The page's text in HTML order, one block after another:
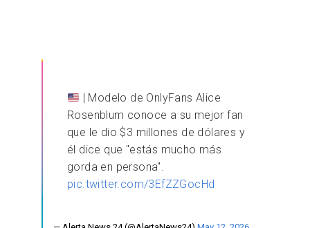
| Modelo de OnlyFans Alice
Rosenblum conoce a su mejor fan
que le dio $3 millones de dólares y
él dice que "estás mucho más
gorda en persona".
pic.twitter.com/3EfZZGocHd